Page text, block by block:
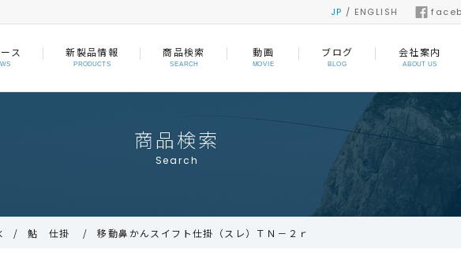
JP / ENGLISH
ス 新製品情報
PRODUCTS
商品検索
SEARCH
動画
MOVIE
ブログ
BLOG
会社案内
ABOUT US
商品検索
Search
鮎 仕掛 移動鼻かんスイフト仕掛（スレ）ＴＮ－２ｒ